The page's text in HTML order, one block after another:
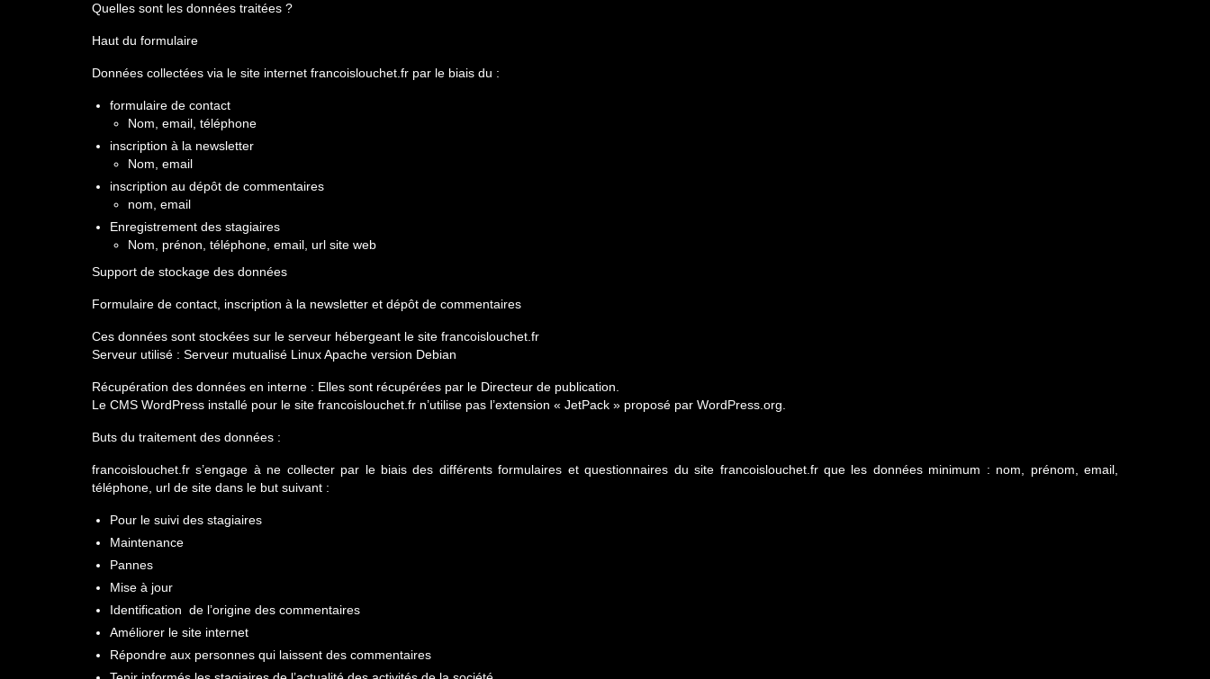
Quelles sont les données traitées ?
Haut du formulaire
Données collectées via le site internet francoislouchet.fr par le biais du :
formulaire de contact
Nom, email, téléphone
inscription à la newsletter
Nom, email
inscription au dépôt de commentaires
nom, email
Enregistrement des stagiaires
Nom, prénon, téléphone, email, url site web
Support de stockage des données
Formulaire de contact, inscription à la newsletter et dépôt de commentaires
Ces données sont stockées sur le serveur hébergeant le site francoislouchet.fr
Serveur utilisé : Serveur mutualisé Linux Apache version Debian
Récupération des données en interne : Elles sont récupérées par le Directeur de publication.
Le CMS WordPress installé pour le site francoislouchet.fr n’utilise pas l’extension « JetPack » proposé par WordPress.org.
Buts du traitement des données :
francoislouchet.fr s’engage à ne collecter par le biais des différents formulaires et questionnaires du site francoislouchet.fr que les données minimum : nom, prénom, email,
téléphone, url de site dans le but suivant :
Pour le suivi des stagiaires
Maintenance
Pannes
Mise à jour
Identification de l’origine des commentaires
Améliorer le site internet
Répondre aux personnes qui laissent des commentaires